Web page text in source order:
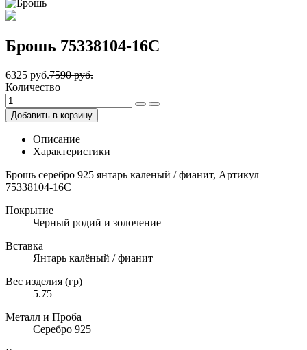
Брошь 75338104-16С
6325 руб.7590 руб.
Количество
Добавить в корзину
Описание
Характеристики
Брошь серебро 925 янтарь каленый / фианит, Артикул
75338104-16С
Покрытие
Черный родий и золочение
Вставка
Янтарь калёный / фианит
Вес изделия (гр)
5.75
Металл и Проба
Серебро 925